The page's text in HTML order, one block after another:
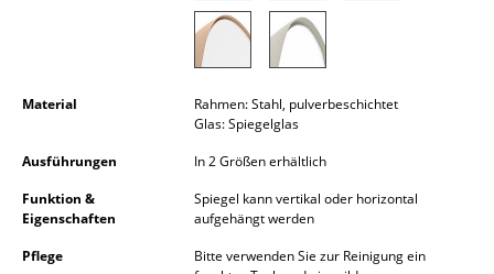
Schreibtischleuchten
Stehleuchten & Leseleuchten
Bodenleuchten
Wandleuchten
Outdoor-Leuchten
Material
Rahmen: Stahl, pulverbeschichtet
Glas: Spiegelglas
Ausführungen
In 2 Größen erhältlich
Funktion &
Eigenschaften
Spiegel kann vertikal oder horizontal
aufgehängt werden
Pflege
Bitte verwenden Sie zur Reinigung ein